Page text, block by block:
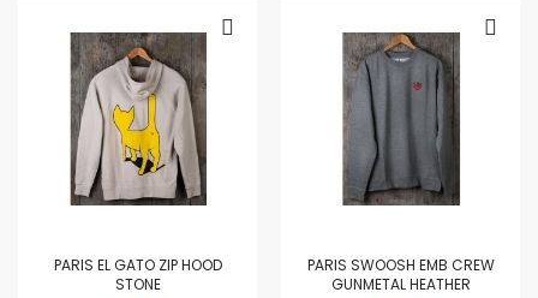
PARIS SWOOSH EMB CREW
GUNMETAL HEATHER
PARIS EL GATO ZIP HOOD
STONE